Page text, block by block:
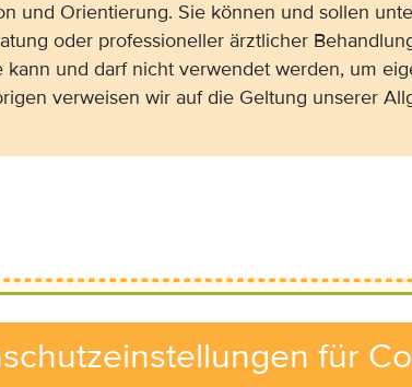
und Orientierung. Sie können und sollen
oder professioneller ärztlicher
und darf nicht verwendet werden, um
verweisen wir auf die Geltung unserer
für